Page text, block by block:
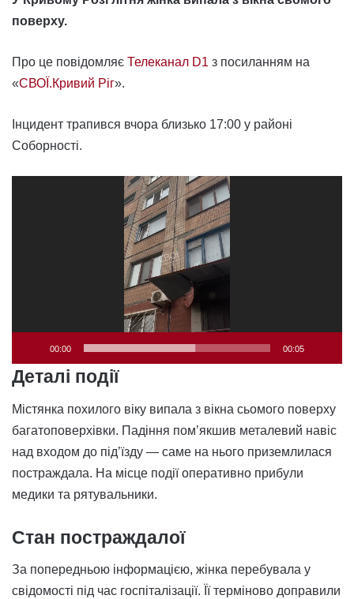
поверху.
Про це повідомляє Телеканал D1 з посиланням на
«СВОЇ.Кривий Ріг».
Інцидент трапився вчора близько 17:00 у районі
Соборності.
00:00 00:05
Деталі події
Містянка похилого віку випала з вікна сьомого поверху
багатоповерхівки. Падіння пом’якшив металевий навіс
над входом до під’їзду — саме на нього приземлилася
постраждала. На місце події оперативно прибули
медики та рятувальники.
Стан постраждалої
За попередньою інформацією, жінка перебувала у
свідомості під час госпіталізації. Її терміново доправили